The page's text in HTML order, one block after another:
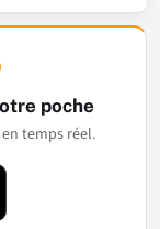
poche
temps réel.